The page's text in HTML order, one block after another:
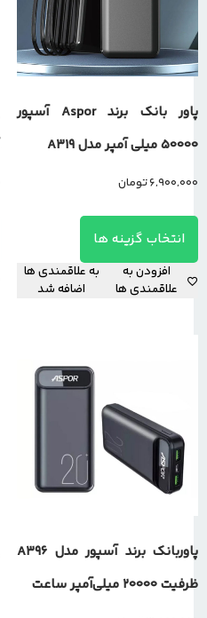
پاور بانک برند Aspor آسپور
50000 میلی آمپر مدل A319
6,900,000تومان
انتخاب گزینه ها
افزودن به
علاقمندی ها
به علاقمندی ها
اضافه شد
پاوربانک برند آسپور مدل A396
ظرفیت 20000 میلی‌آمپر ساعت